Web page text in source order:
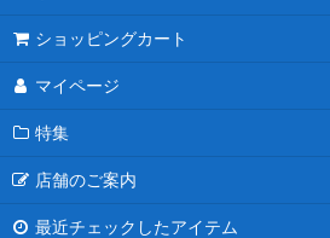
ショッピングカート
マイページ
特集
店舗のご案内
最近チェックしたアイテム